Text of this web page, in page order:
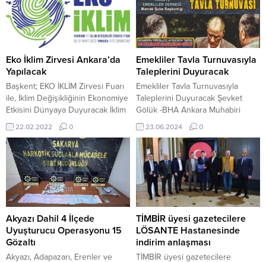
Eko İklim Zirvesi Ankara’da
Yapılacak
Başkent; EKO İKLİM Zirvesi Fuarı
ile, İklim Değişikliğinin Ekonomiye
Etkisini Dünyaya Duyuracak İklim
değişikliği, geleceğimizi tehdit
eden ve küresel ekonomiyi
temelden etkileyen en önemli
ekolojik sorundur.Bu soruna
dikkat çekmek ve farkındalık
yaratmak amacıyla30-31 Mart
tarihleri arasında “EKO İKLİM:
Ekonomi ve İklim Değişikliği
Zirvesi / Fuarı” ATO
Congresium’dagerçekleşecek.
Türkiye ve dünyada bir...
22.02.2022 0
Emekliler Tavla Turnuvasıyla
Taleplerini Duyuracak
Emekliler Tavla Turnuvasıyla
Taleplerini Duyuracak Şevket
Gölük -BHA Ankara Muhabiri
Türkiye Emekliler Derneği (TÜED),
30 Haziran Emekliler Günü ve
Haftası’nda Gazi Mustafa Kemal
Atatürk’ün emekliliğe ayrılışının
97. Yılı anısına Ödüllü Tavla
Turnuvası düzenleyecek. 24-30
Haziran tarihleri arasında
gerçekleştirilecek olan turnuva
yedi etaptan oluşuyor. Etap adları
ise emekli kesimin yıllardır iç...
23.06.2024 0
Akyazı Dahil 4 İlçede
Uyuşturucu Operasyonu 15
Gözaltı
Akyazı, Adapazarı, Erenler ve
TİMBİR üyesi gazetecilere
LÖSANTE Hastanesinde
indirim anlaşması
TİMBİR üyesi gazetecilere